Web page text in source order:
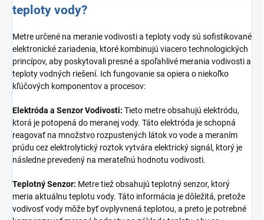
teploty vody?
Metre určené na meranie vodivosti a teploty vody sú sofistikované
elektronické zariadenia, ktoré kombinujú viacero technologických
princípov, aby poskytovali presné a spoľahlivé merania vodivosti a
teploty vodných riešení. Ich fungovanie sa opiera o niekoľko
kľúčových komponentov a procesov:
Elektróda a Senzor Vodivosti: Tieto metre obsahujú elektródu,
ktorá je potopená do meranej vody. Táto elektróda je schopná
reagovať na množstvo rozpustených látok vo vode a meraním
prúdu cez elektrolytický roztok vytvára elektrický signál, ktorý je
následne prevedený na merateľnú hodnotu vodivosti.
Teplotný Senzor: Metre tiež obsahujú teplotný senzor, ktorý
meria aktuálnu teplotu vody. Táto informácia je dôležitá, pretože
vodivosť vody môže byť ovplyvnená teplotou, a preto je potrebné